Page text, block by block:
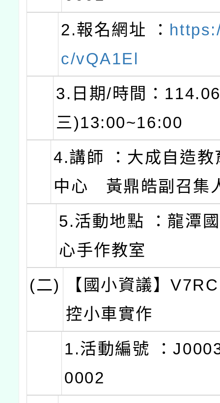
2.報名網址 ：
c/vQA1El
3.日期/時間：
三)13:00~16:00
4.講師 ：大成自造教
中心 黃鼎皓副召集
5.活動地點 ：龍潭
心手作教室
(二)
【國小資議】
控小車實作
1.活動編號 ：
0002